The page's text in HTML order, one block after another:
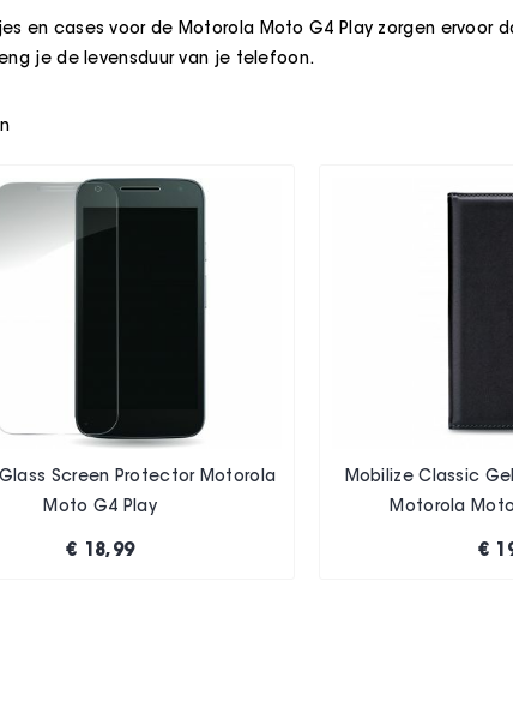
en cases voor de Motorola Moto G4 Play zorgen
je de levensduur van je telefoon.
Screen Protector Motorola
Moto G4 Play
€ 18,99
Mobilize Classic
Motorola
€